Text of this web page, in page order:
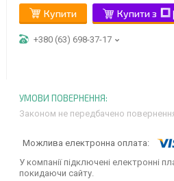
Купити Купити з
+380 (63) 698-37-17
Законом не передбачено
У компанії підключені електронні
покидаючи сайту.